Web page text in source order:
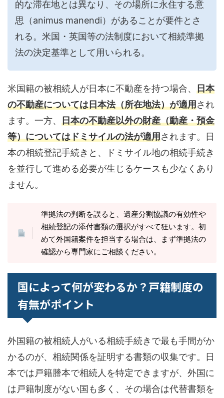
的な滞在地とは異なり、その場所に永住する意
思（animus manendi）があることが要件とさ
れる。米国・英国等の法制度において相続準拠
法の決定基準として用いられる。
米国籍の被相続人が日本に不動産を持つ場合、 日本
の不動産については日本法（所在地法）が適用され
ます。一方、 日本の不動産以外の財産（動産・預金
等）についてはドミサイルの法が適用されます。日
本の相続登記手続きと、ドミサイル地の相続手続き
を並行して進める必要が生じるケースも少なくあり
ません。
準拠法の判断を誤ると、遺産分割協議の有効性や
相続登記の添付書類の選択がすべて狂います。初
めて外国籍案件を担当する場合は、まず準拠法の
確認から専門家にご相談ください。
国によって何が変わるか？戸籍制度の
有無がポイント
外国籍の被相続人がいる相続手続きで最も手間がか
かるのが、相続関係を証明する書類の収集です。日
本では戸籍謄本で相続人を特定できますが、外国に
は戸籍制度がない国も多く、その場合は代替書類を